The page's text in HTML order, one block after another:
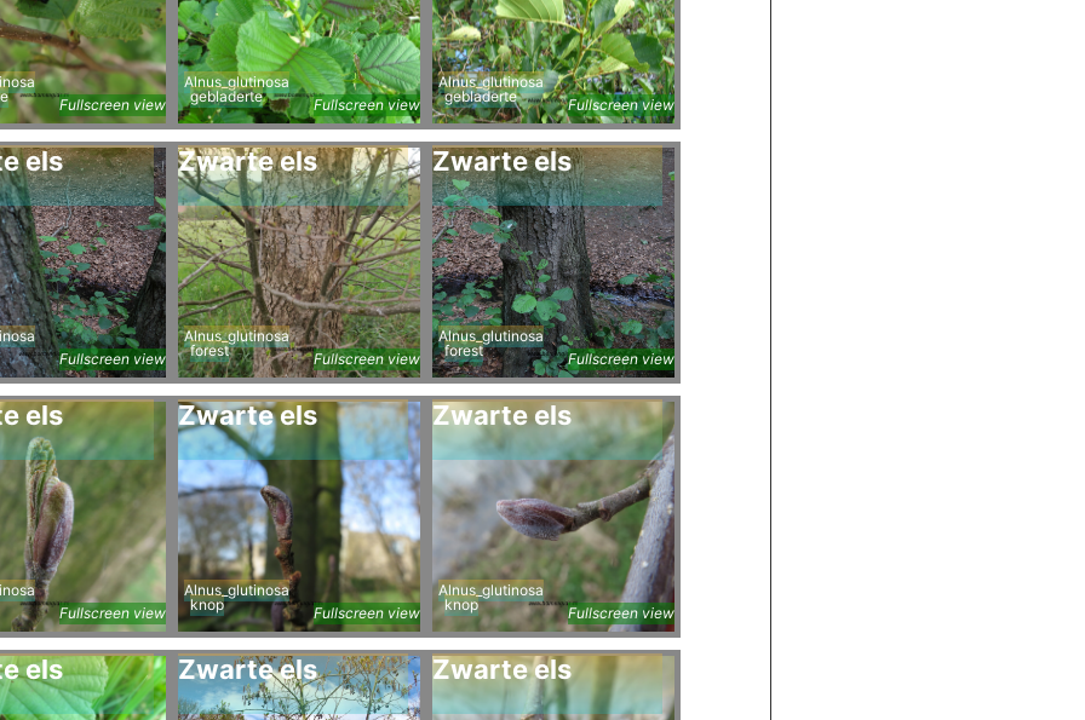
Fullscreen view
Alnus_glutinosa
gebladerte
Fullscreen view
Alnus_glutinosa
gebladerte
Fullscreen view
els
Fullscreen view
Zwarte els
Alnus_glutinosa
forest
Fullscreen view
Zwarte els
Alnus_glutinosa
forest
Fullscreen view
els
Fullscreen view
Zwarte els
Alnus_glutinosa
knop
Fullscreen view
Zwarte els
Alnus_glutinosa
knop
Fullscreen view
els Zwarte els Zwarte els